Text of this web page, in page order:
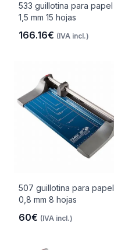
533 guillotina para papel
1,5 mm 15 hojas
166.16€ (IVA incl.)
507 guillotina para papel
0,8 mm 8 hojas
60€ (IVA incl.)